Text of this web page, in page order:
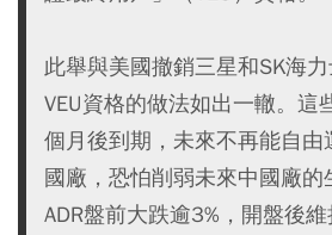
此舉與美國撤銷三星和SK海
VEU資格的做法如出一轍。這
個月後到期，未來不再能自由
國廠，恐怕削弱未來中國廠
ADR盤前大跌逾3%，開盤後維